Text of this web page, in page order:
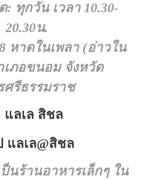
: ทุกวัน เวลา 10.30-
20.30น.
หาดในเพลา (อ่าวใน
เภอขนอม จังหวัด
ศรีธรรมราช
แลเล สิชล
นร้านอาหารเล็กๆ ใน